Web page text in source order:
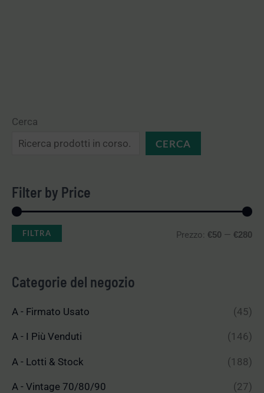
Cerca
CERCA
Filter by Price
FILTRA Prezzo: €50 — €280
Categorie del negozio
A - Firmato Usato (45)
A - I Più Venduti (146)
A - Lotti & Stock (188)
A - Vintage 70/80/90 (27)